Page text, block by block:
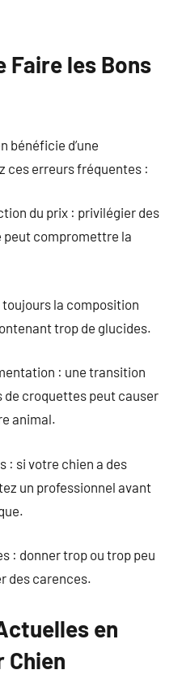
Faire les Bons
bénéficie d’une
ces erreurs fréquentes :
du prix : privilégier des
compromettre la
la composition
trop de glucides.
: une transition
de croquettes peut causer
animal.
: si votre chien a des
un professionnel avant
: donner trop ou trop peu
des carences.
en
Chien